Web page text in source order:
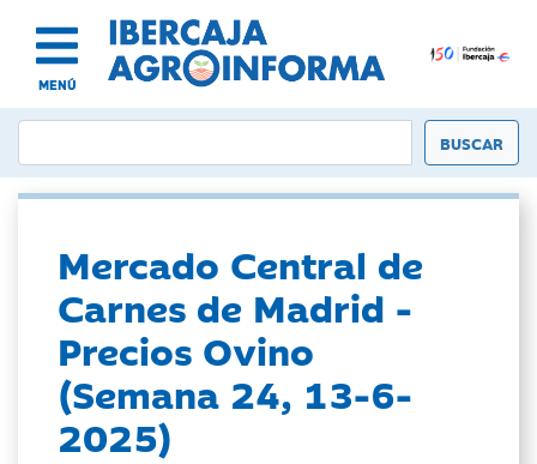
MENÚ
Mercado Central de
Carnes de Madrid -
Precios Ovino
(Semana 24, 13-6-
2025)